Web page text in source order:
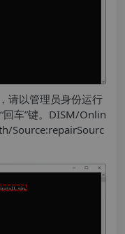
请以管理员身份运行
回车”键。DISM/Onlin
Source:repairSourc